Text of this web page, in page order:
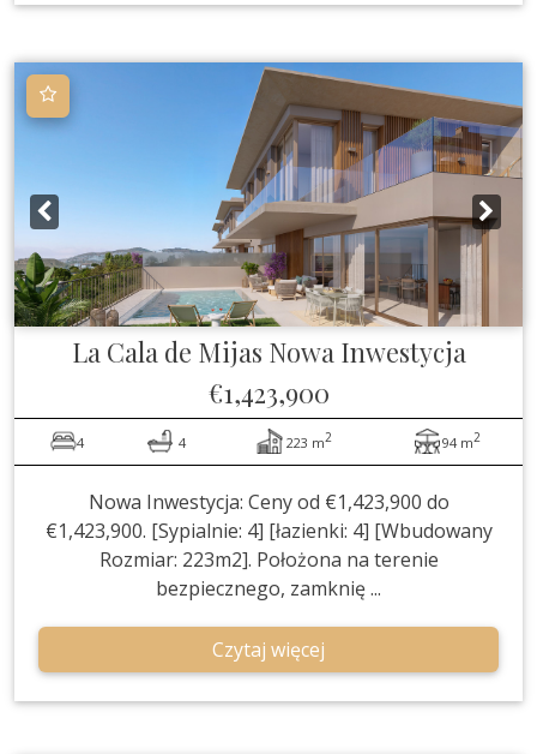
La Cala de Mijas Nowa Inwestycja
€1,423,900
4 4 223 m2 94 m2
Nowa Inwestycja: Ceny od €1,423,900 do
€1,423,900. [Sypialnie: 4] [łazienki: 4] [Wbudowany
Rozmiar: 223m2]. Położona na terenie
bezpiecznego, zamknię ...
Czytaj więcej